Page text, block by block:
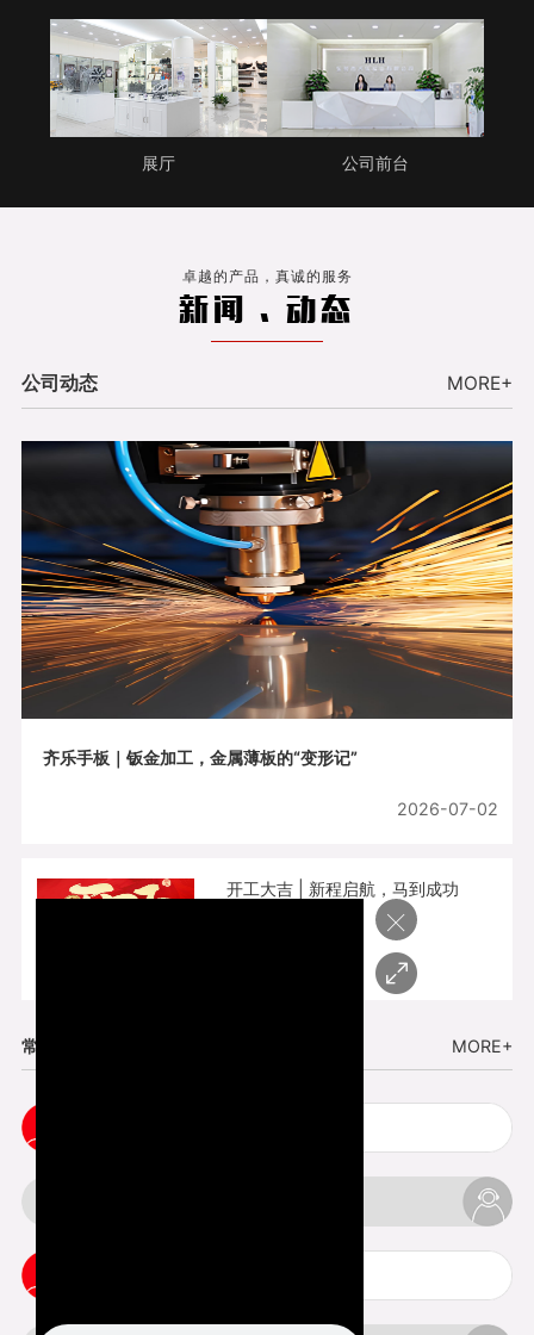
展厅 公司前台
卓越的产品，真诚的服务
新闻 . 动态
公司动态 MORE+
齐乐手板｜钣金加工，金属薄板的“变形记”
2026-07-02
开工大吉 | 新程启航，马到成功
常见问题 MORE+
×